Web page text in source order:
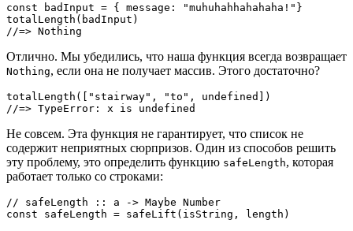
const badInput = { message: "muhuhahhahahaha!"}
totalLength(badInput)
//=> Nothing
Отлично. Мы убедились, что наша функция всегда возвращает
Nothing, если она не получает массив. Этого достаточно?
totalLength(["stairway", "to", undefined])
//=> TypeError: x is undefined
Не совсем. Эта функция не гарантирует, что список не
содержит неприятных сюрпризов. Один из способов решить
эту проблему, это определить функцию safeLength, которая
работает только со строками:
// safeLength :: a -> Maybe Number
const safeLength = safeLift(isString, length)